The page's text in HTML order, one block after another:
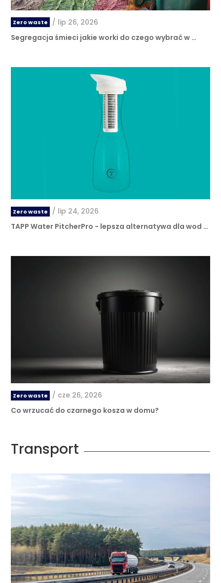
Zero waste / lip 26, 2026
Segregacja śmieci jakie worki do czego wybrać w …
Zero waste / lip 24, 2026
TAPP Water PitcherPro - lepsza alternatywa dla wod …
Zero waste / cze 26, 2026
Co wrzucać do czarnego kosza w domu?
Transport